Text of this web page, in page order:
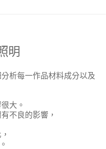
明
析每一作品材料成分以及
大。
不良的影響，